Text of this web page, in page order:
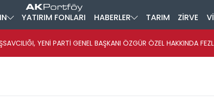
YATIRIM FONLARI HABERLER TARIM ZİRVE
YENİ PARTİ GENEL BAŞKANI ÖZGÜR ÖZEL HAKKINDA